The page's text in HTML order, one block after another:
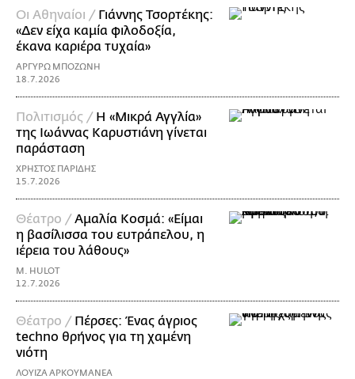
Οι Αθηναίοι / Γιάννης Τσορτέκης:
«Δεν είχα καμία φιλοδοξία,
έκανα καριέρα τυχαία»
ΑΡΓΥΡΩ ΜΠΟΖΩΝΗ
18.7.2026
Πολιτισμός / Η «Μικρά Αγγλία»
της Ιωάννας Καρυστιάνη γίνεται
παράσταση
ΧΡΗΣΤΟΣ ΠΑΡΙΔΗΣ
15.7.2026
Θέατρο /Αμαλία Κοσμά: «Είμαι
η βασίλισσα του ευτράπελου, η
ιέρεια του λάθους»
M. HULOT
12.7.2026
Θέατρο / Πέρσες: Ένας άγριος
techno θρήνος για τη χαμένη
νιότη
ΛΟΥΙΖΑ ΑΡΚΟΥΜΑΝΕΑ